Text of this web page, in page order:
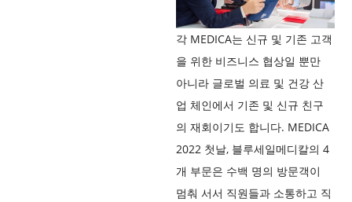
각 MEDICA는 신규 및 기존 고객
을 위한 비즈니스 협상일 뿐만
아니라 글로벌 의료 및 건강 산
업 체인에서 기존 및 신규 친구
의 재회이기도 합니다. MEDICA
2022 첫날, 블루세일메디칼의 4
개 부문은 수백 명의 방문객이
멈춰 서서 직원들과 소통하고 직